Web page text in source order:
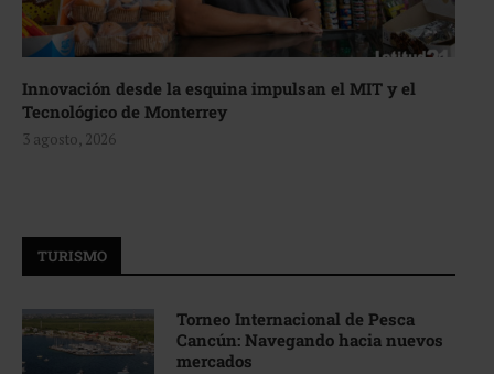
Innovación desde la esquina impulsan el MIT y el
Tecnológico de Monterrey
3 agosto, 2026
TURISMO
Torneo Internacional de Pesca
Cancún: Navegando hacia nuevos
mercados